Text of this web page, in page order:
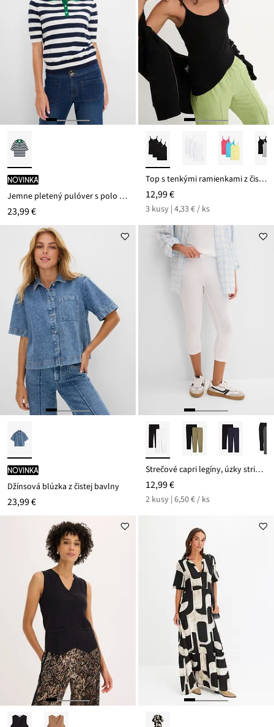
novinka
Jemne pletený pulóver s polo golierom
23,99 €
Top s tenkými ramienkami z čistej bavlny (3 ks v balení)
12,99 €
3 kusy | 4,33 € / ks
novinka
Džínsová blúzka z čistej bavlny
23,99 €
Strečové capri legíny, úzky strih (2 ks)
12,99 €
2 kusy | 6,50 € / ks